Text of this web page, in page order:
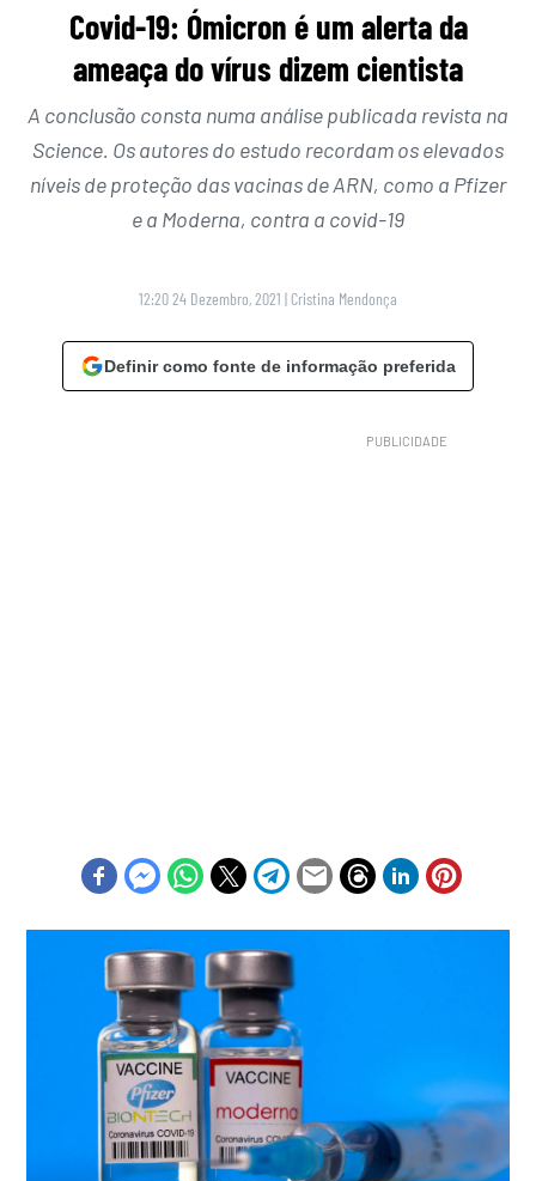
Covid-19: Ómicron é um alerta da
ameaça do vírus dizem cientista
A conclusão consta numa análise publicada revista na
Science. Os autores do estudo recordam os elevados
níveis de proteção das vacinas de ARN, como a Pfizer
e a Moderna, contra a covid-19
12:20 24 Dezembro, 2021 | Cristina Mendonça
Definir como fonte de informação preferida